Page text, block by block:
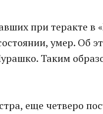
при теракте в
умер. Об
Таким
еще четверо